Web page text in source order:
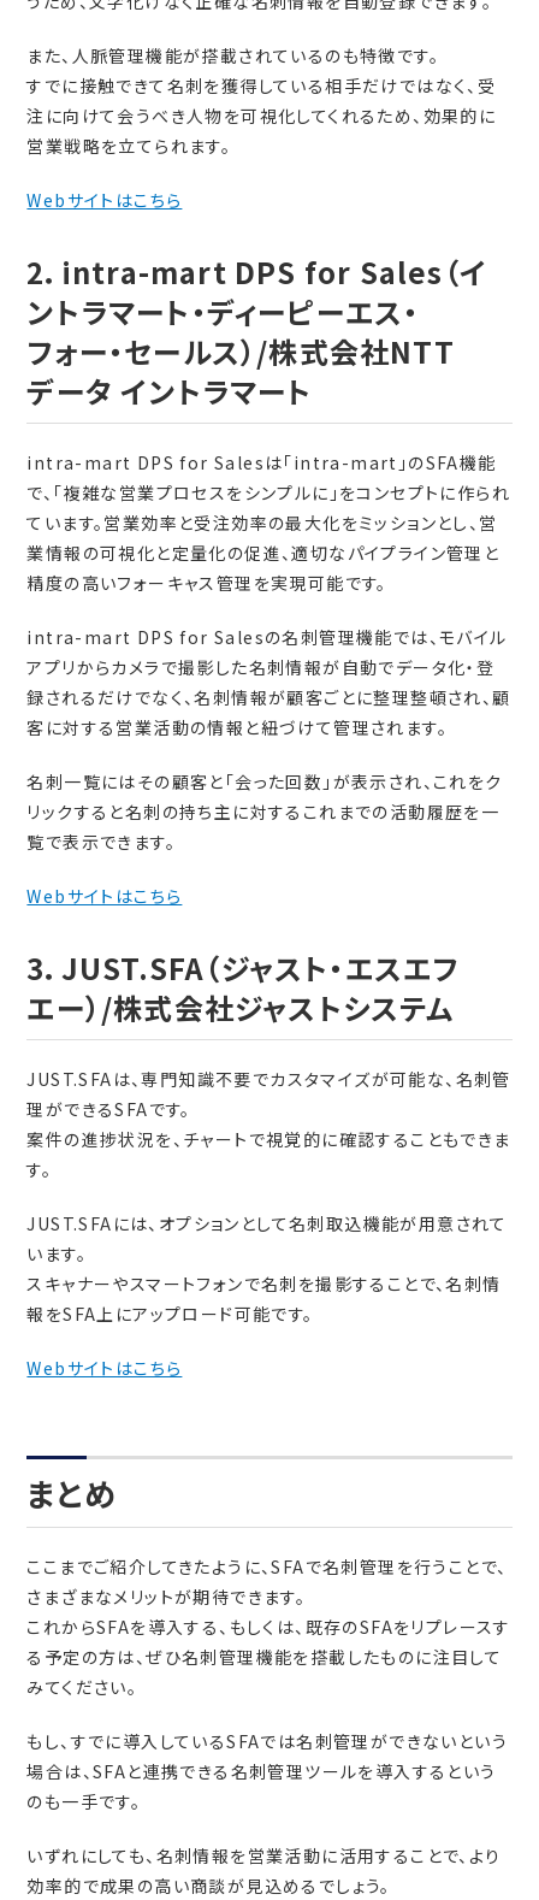
また、人脈管理機能が搭載されているのも特徴です。
すでに接触できて名刺を獲得している相手だけではなく、受
注に向けて会うべき人物を可視化してくれるため、効果的に
営業戦略を立てられます。
Webサイトはこちら
2．intra-mart DPS for Sales（イ
ントラマート・ディーピーエス・
フォー・セールス）/株式会社NTT
データ イントラマート
intra-mart DPS for Salesは「intra-mart」のSFA機能
で、「複雑な営業プロセスをシンプルに」をコンセプトに作られ
ています。営業効率と受注効率の最大化をミッションとし、営
業情報の可視化と定量化の促進、適切なパイプライン管理と
精度の高いフォーキャス管理を実現可能です。
intra-mart DPS for Salesの名刺管理機能では、モバイル
アプリからカメラで撮影した名刺情報が自動でデータ化・登
録されるだけでなく、名刺情報が顧客ごとに整理整頓され、顧
客に対する営業活動の情報と紐づけて管理されます。
名刺一覧にはその顧客と「会った回数」が表示され、これをク
リックすると名刺の持ち主に対するこれまでの活動履歴を一
覧で表示できます。
Webサイトはこちら
3．JUST.SFA（ジャスト・エスエフ
エー）/株式会社ジャストシステム
JUST.SFAは、専門知識不要でカスタマイズが可能な、名刺管
理ができるSFAです。
案件の進捗状況を、チャートで視覚的に確認することもできま
す。
JUST.SFAには、オプションとして名刺取込機能が用意されて
います。
スキャナーやスマートフォンで名刺を撮影することで、名刺情
報をSFA上にアップロード可能です。
Webサイトはこちら
まとめ
ここまでご紹介してきたように、SFAで名刺管理を行うことで、
さまざまなメリットが期待できます。
これからSFAを導入する、もしくは、既存のSFAをリプレースす
る予定の方は、ぜひ名刺管理機能を搭載したものに注目して
みてください。
もし、すでに導入しているSFAでは名刺管理ができないという
場合は、SFAと連携できる名刺管理ツールを導入するという
のも一手です。
いずれにしても、名刺情報を営業活動に活用することで、より
効率的で成果の高い商談が見込めるでしょう。